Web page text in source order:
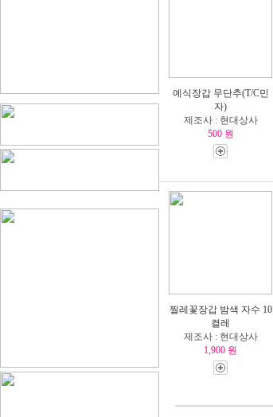
예식장갑 무단추(T/C민
자)
제조사 : 현대상사
500 원
찔레꽃장갑 밤색 자수 10
켤레
제조사 : 현대상사
1,900 원